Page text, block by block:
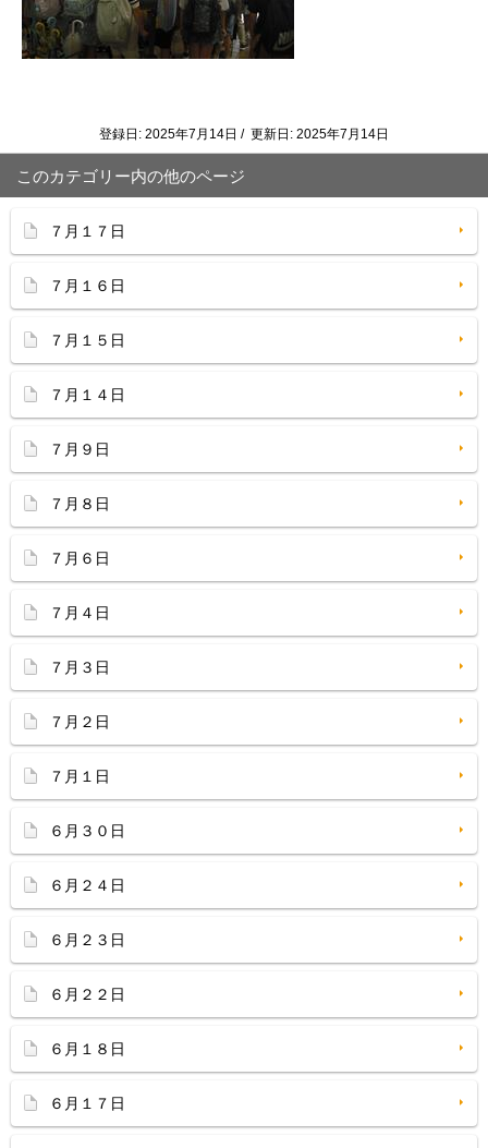
登録日: 2025年7月14日 / 更新日: 2025年7月14日
このカテゴリー内の他のページ
７月１７日
７月１６日
７月１５日
７月１４日
７月９日
７月８日
７月６日
７月４日
７月３日
７月２日
７月１日
６月３０日
６月２４日
６月２３日
６月２２日
６月１８日
６月１７日